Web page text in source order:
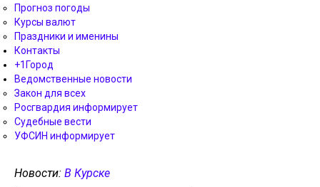
Прогноз погоды
Курсы валют
Праздники и именины
Контакты
+1Город
Ведомственные новости
Закон для всех
Росгвардия информирует
Судебные вести
УФСИН информирует
Новости: В Курске